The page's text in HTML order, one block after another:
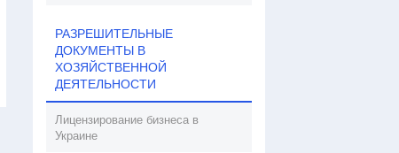
РАЗРЕШИТЕЛЬНЫЕ
ДОКУМЕНТЫ В
ХОЗЯЙСТВЕННОЙ
ДЕЯТЕЛЬНОСТИ
Лицензирование бизнеса в
Украине